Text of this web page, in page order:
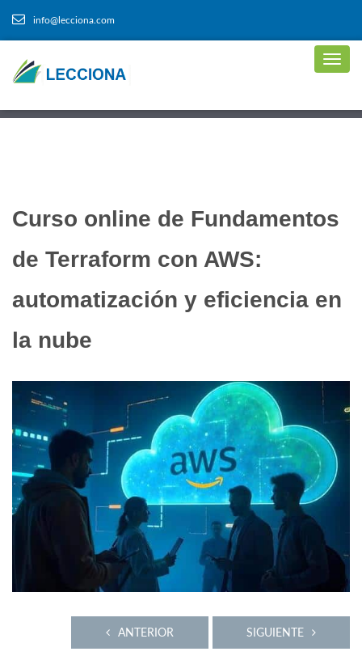
info@lecciona.com
Curso online de Fundamentos
de Terraform con AWS:
automatización y eficiencia en
la nube
SIGUIENTE
ANTERIOR